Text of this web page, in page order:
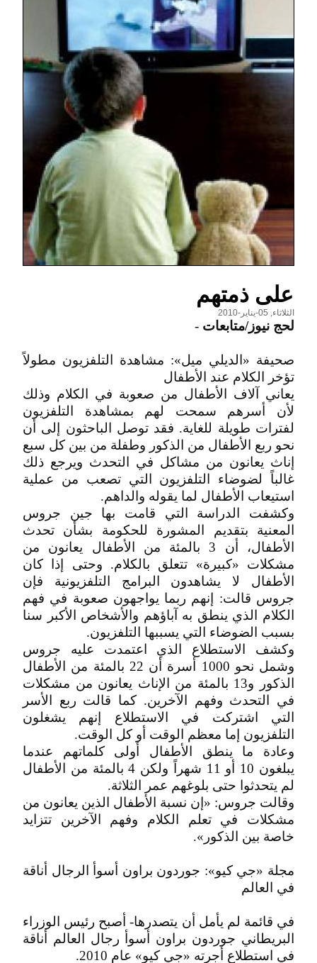
على ذمتهم
الثلاثاء, 05-يناير-2010
لحج نيوز/متابعات -
صحيفة «الديلي ميل»: مشاهدة التلفزيون مطولاً
تؤخر الكلام عند الأطفال
يعاني آلاف الأطفال من صعوبة في الكلام وذلك
لأن أسرهم سمحت لهم بمشاهدة التلفزيون
لفترات طويلة للغاية. فقد توصل الباحثون إلى أن
نحو ربع الأطفال من الذكور وطفلة من بين كل سبع
إناث يعانون من مشاكل في التحدث ويرجع ذلك
غالباً لضوضاء التلفزيون التي تصعب من عملية
استيعاب الأطفال لما يقوله والداهم.
وكشفت الدراسة التي قامت بها جين جروس
المعنية بتقديم المشورة للحكومة بشأن تحدث
الأطفال، أن 3 بالمئة من الأطفال يعانون من
مشكلات «كبيرة» تتعلق بالكلام. وحتى إذا كان
الأطفال لا يشاهدون البرامج التلفزيونية فإن
جروس قالت: إنهم ربما يواجهون صعوبة في فهم
الكلام الذي ينطق به آباؤهم والأشخاص الأكبر سنا
بسبب الضوضاء التي يسببها التلفزيون.
وكشف الاستطلاع الذي اعتمدت عليه جروس
وشمل نحو 1000 أسرة أن 22 بالمئة من الأطفال
الذكور و13 بالمئة من الإناث يعانون من مشكلات
في التحدث وفهم الآخرين. كما قالت ربع الأسر
التي اشتركت في الاستطلاع إنهم يشغلون
التلفزيون إما معظم الوقت أو كل الوقت.
وعادة ما ينطق الأطفال أولى كلماتهم عندما
يبلغون 10 أو 11 شهراً ولكن 4 بالمئة من الأطفال
لم يتحدثوا حتى بلوغهم عمر الثلاثة.
وقالت جروس: «إن نسبة الأطفال الذين يعانون من
مشكلات في تعلم الكلام وفهم الآخرين تتزايد
خاصة بين الذكور».
مجلة «جي كيو»: جوردون براون أسوأ الرجال أناقة
في العالم
في قائمة لم يأمل أن يتصدرها- أصبح رئيس الوزراء
البريطاني جوردون براون أسوأ رجال العالم أناقة
في استطلاع أجرته «جي كيو» عام 2010.